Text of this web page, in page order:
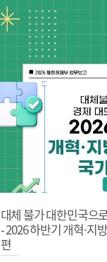
대체 불가 대한민국으
- 2026 하반기 개혁·지
편